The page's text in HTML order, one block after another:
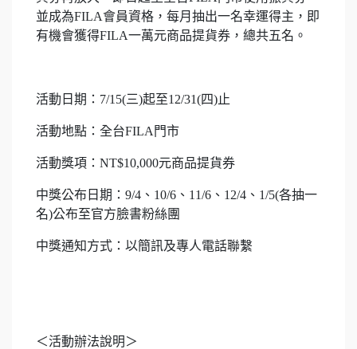
並成為FILA會員資格，每月抽出一名幸運得主，即
有機會獲得FILA一萬元商品提貨券，總共五名。
活動日期：7/15(三)起至12/31(四)止
活動地點：全台FILA門市
活動獎項：NT$10,000元商品提貨券
中獎公布日期：9/4、10/6、11/6、12/4、1/5(各抽一
名)公布至官方臉書粉絲團
中獎通知方式：以簡訊及專人電話聯繫
＜活動辦法說明＞